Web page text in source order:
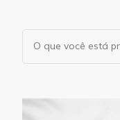
Procurando
algo?